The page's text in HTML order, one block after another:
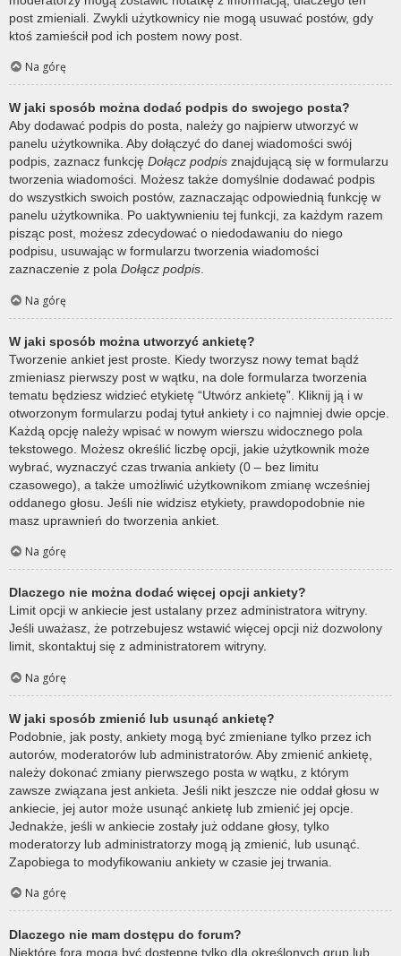
post zmieniali. Zwykli użytkownicy nie mogą usuwać postów, gdy
ktoś zamieścił pod ich postem nowy post.
Na górę
W jaki sposób można dodać podpis do swojego posta?
Aby dodawać podpis do posta, należy go najpierw utworzyć w
panelu użytkownika. Aby dołączyć do danej wiadomości swój
podpis, zaznacz funkcję Dołącz podpis znajdującą się w formularzu
tworzenia wiadomości. Możesz także domyślnie dodawać podpis
do wszystkich swoich postów, zaznaczając odpowiednią funkcję w
panelu użytkownika. Po uaktywnieniu tej funkcji, za każdym razem
pisząc post, możesz zdecydować o niedodawaniu do niego
podpisu, usuwając w formularzu tworzenia wiadomości
zaznaczenie z pola Dołącz podpis.
Na górę
W jaki sposób można utworzyć ankietę?
Tworzenie ankiet jest proste. Kiedy tworzysz nowy temat bądź
zmieniasz pierwszy post w wątku, na dole formularza tworzenia
tematu będziesz widzieć etykietę “Utwórz ankietę”. Kliknij ją i w
otworzonym formularzu podaj tytuł ankiety i co najmniej dwie opcje.
Każdą opcję należy wpisać w nowym wierszu widocznego pola
tekstowego. Możesz określić liczbę opcji, jakie użytkownik może
wybrać, wyznaczyć czas trwania ankiety (0 – bez limitu
czasowego), a także umożliwić użytkownikom zmianę wcześniej
oddanego głosu. Jeśli nie widzisz etykiety, prawdopodobnie nie
masz uprawnień do tworzenia ankiet.
Na górę
Dlaczego nie można dodać więcej opcji ankiety?
Limit opcji w ankiecie jest ustalany przez administratora witryny.
Jeśli uważasz, że potrzebujesz wstawić więcej opcji niż dozwolony
limit, skontaktuj się z administratorem witryny.
Na górę
W jaki sposób zmienić lub usunąć ankietę?
Podobnie, jak posty, ankiety mogą być zmieniane tylko przez ich
autorów, moderatorów lub administratorów. Aby zmienić ankietę,
należy dokonać zmiany pierwszego posta w wątku, z którym
zawsze związana jest ankieta. Jeśli nikt jeszcze nie oddał głosu w
ankiecie, jej autor może usunąć ankietę lub zmienić jej opcje.
Jednakże, jeśli w ankiecie zostały już oddane głosy, tylko
moderatorzy lub administratorzy mogą ją zmienić, lub usunąć.
Zapobiega to modyfikowaniu ankiety w czasie jej trwania.
Na górę
Dlaczego nie mam dostępu do forum?
Niektóre fora mogą być dostępne tylko dla określonych grup lub